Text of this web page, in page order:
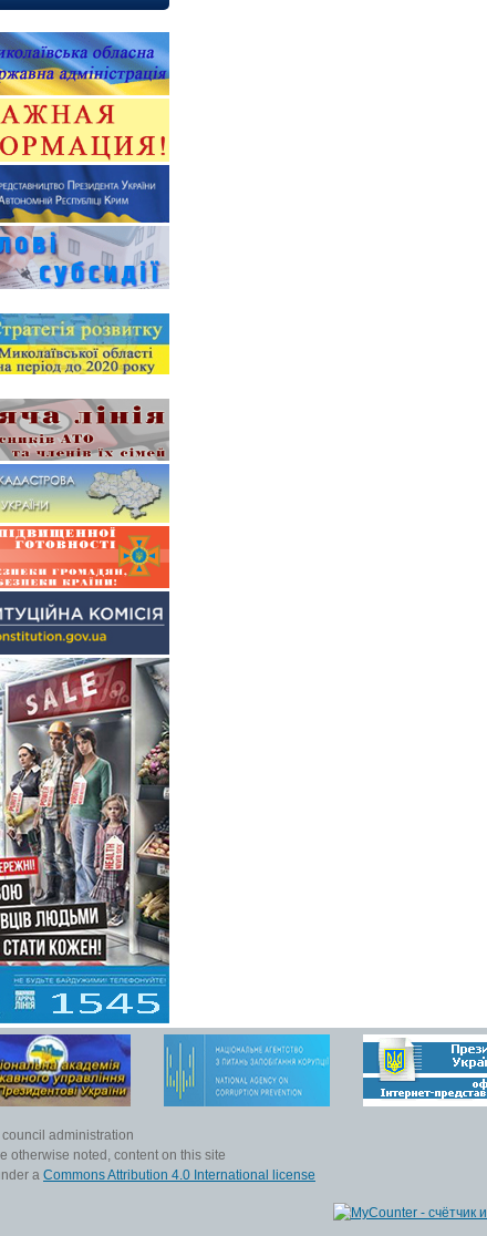
administration
otherwise noted, content on this site
a Commons Attribution 4.0 International license